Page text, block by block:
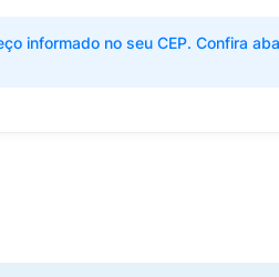
informado no seu CEP. Confira